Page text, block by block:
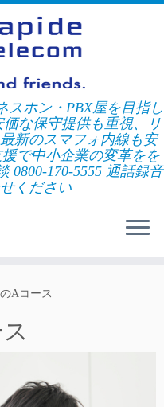
ホン・PBX屋を目指し
な保守提供も重視、リ
新のスマフォ内線も安
で中小企業の変革をを
170-5555 通話録音
ください
Aコース